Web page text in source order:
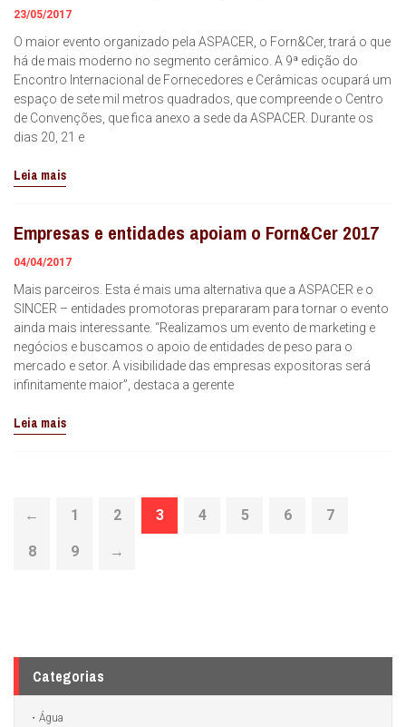
23/05/2017
O maior evento organizado pela ASPACER, o Forn&Cer, trará o que
há de mais moderno no segmento cerâmico. A 9ª edição do
Encontro Internacional de Fornecedores e Cerâmicas ocupará um
espaço de sete mil metros quadrados, que compreende o Centro
de Convenções, que fica anexo a sede da ASPACER. Durante os
dias 20, 21 e
Leia mais
Empresas e entidades apoiam o Forn&Cer 2017
04/04/2017
Mais parceiros. Esta é mais uma alternativa que a ASPACER e o
SINCER – entidades promotoras prepararam para tornar o evento
ainda mais interessante. “Realizamos um evento de marketing e
negócios e buscamos o apoio de entidades de peso para o
mercado e setor. A visibilidade das empresas expositoras será
infinitamente maior”, destaca a gerente
Leia mais
← 1 2 3 4 5 6 7
8 9 →
Categorias
Água